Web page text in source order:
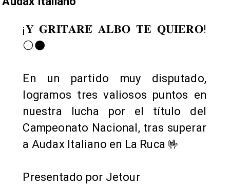
¡𝐘 𝐆𝐑𝐈𝐓𝐀𝐑𝐄́ 𝐀𝐋𝐁𝐎 𝐓𝐄 𝐐𝐔𝐈𝐄𝐑𝐎!
⚪⚫
En un partido muy disputado,
logramos tres valiosos puntos en
nuestra lucha por el título del
Campeonato Nacional, tras superar
a Audax Italiano en La Ruca 🤟
Presentado por Jetour